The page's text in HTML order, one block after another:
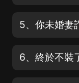
5、你未婚妻
6、終於不裝